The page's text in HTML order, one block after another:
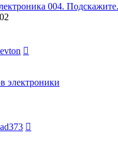
004. Подскажите.
электроники